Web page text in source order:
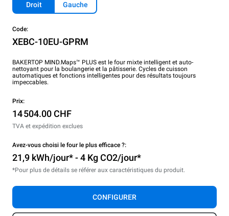
Droit Gauche
Code:
XEBC-10EU-GPRM
BAKERTOP MIND.Maps™ PLUS est le four mixte intelligent et auto-
nettoyant pour la boulangerie et la pâtisserie. Cycles de cuisson
automatiques et fonctions intelligentes pour des résultats toujours
impeccables.
Prix:
14 504.00 CHF
TVA et expédition exclues
Avez-vous choisi le four le plus efficace ?:
21,9 kWh/jour* - 4 Kg CO2/jour*
*Pour plus de détails se référer aux caractéristiques du produit.
CONFIGURER